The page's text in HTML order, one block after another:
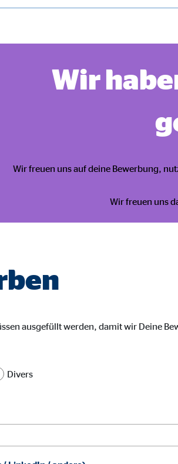
Wir
Wir freuen uns auf deine Bewerbung,
Wir freuen uns
ausgefüllt werden, damit wir Deine
Divers
Informationen anonym. Diese Informationen
OVB, Google Ireland Ltd.
_ga, _gat_UA-41411249-1,
Erhebung von Statistiken
eingesetzt, um personalisierte Werbung
Verknüpfung mit
Adform A/S
Adform A/S
ad campaign